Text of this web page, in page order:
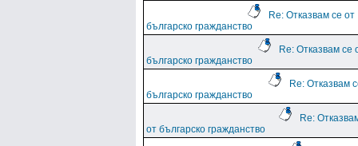
Re: Отказвам се от
българско гражданство
Re: Отказвам се
българско гражданство
Re: Отказвам
българско гражданство
Re:
от българско гражданство